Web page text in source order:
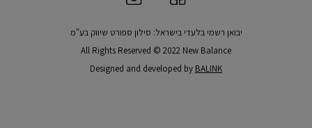
יבואן רשמי בלעדי בישראל: סילון ספורט שיווק בע"מ
All Rights Reserved © 2022 New Balance
Designed and developed by BALINK